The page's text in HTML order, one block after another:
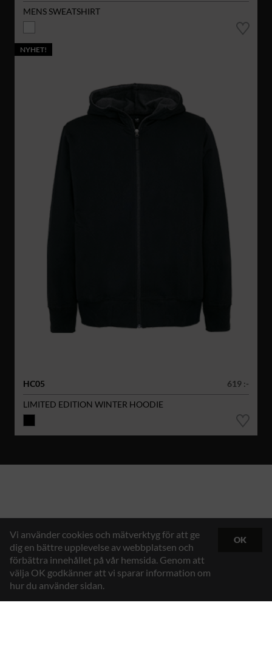
MENS SWEATSHIRT
NYHET!
HC05
619 :-
LIMITED EDITION WINTER HOODIE
Vi använder cookies och mätverktyg för att ge
dig en bättre upplevelse av webbplatsen och
förbättra innehållet på vår hemsida. Genom att
välja OK godkänner att vi sparar information om
hur du använder sidan.
OK